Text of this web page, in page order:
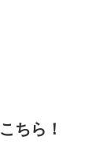
ちら！